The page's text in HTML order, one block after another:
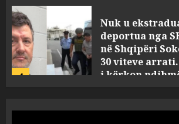
4
deportua nga
në Shqipëri
30 viteve arrati.
i kërkon
AUGUST 7, 2026